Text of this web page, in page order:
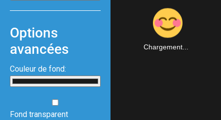
Options
avancées
Couleur de fond:
Fond transparent
Chargement...